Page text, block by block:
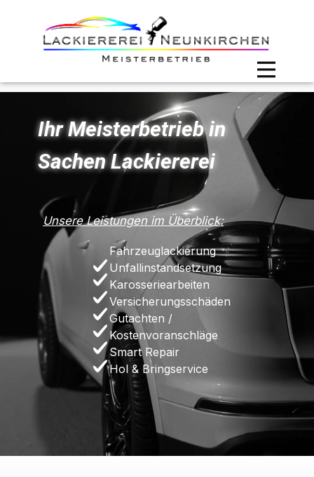
Ihr Meisterbetrieb in
Sachen Lackiererei
Unsere Leistungen im Überblick:
Fahrzeuglackierung
Unfallinstandsetzung
Karosseriearbeiten
Versicherungsschäden
Gutachten /
Kostenvoranschläge
Smart Repair
Hol & Bringservice